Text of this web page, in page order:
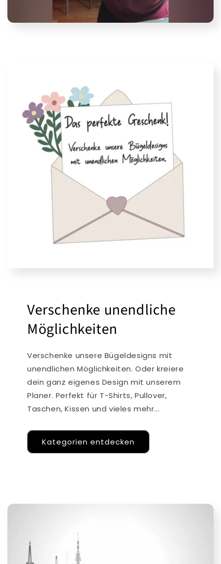
Verschenke unendliche
Möglichkeiten
Verschenke unsere Bügeldesigns mit
unendlichen Möglichkeiten. Oder kreiere
dein ganz eigenes Design mit unserem
Planer. Perfekt für T-Shirts, Pullover,
Taschen, Kissen und vieles mehr...
Kategorien entdecken